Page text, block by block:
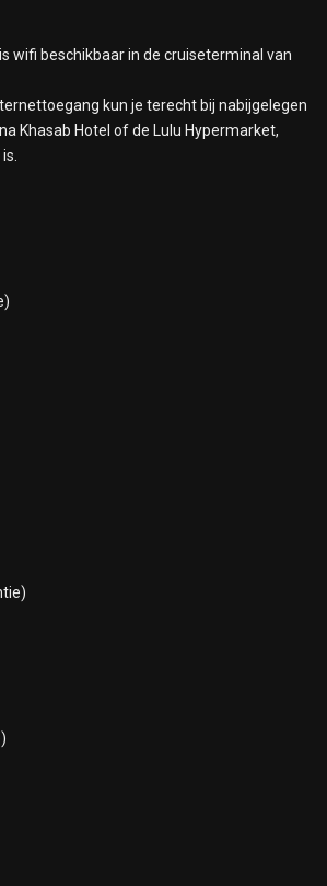
wifi beschikbaar in de cruiseterminal van
kun je terecht bij nabijgelegen
Khasab Hotel of de Lulu Hypermarket,